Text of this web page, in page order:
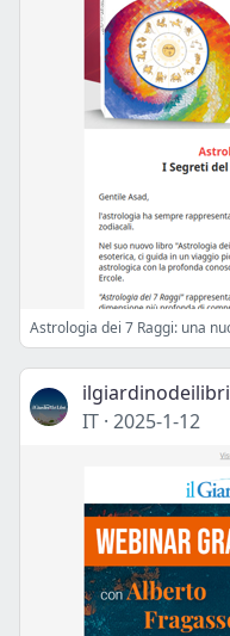
ilgiardinodeilibri
IT · 2025-1-12